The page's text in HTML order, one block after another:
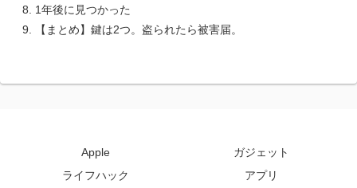
1年後に見つかった
【まとめ】鍵は2つ。盗られたら被害届。
Apple
ガジェット
ライフハック
アプリ